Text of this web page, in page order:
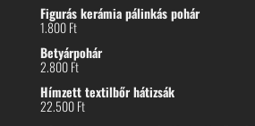
Figurás kerámia pálinkás pohár
1.800Ft
Betyárpohár
2.800Ft
Hímzett textilbőr hátizsák
22.500Ft